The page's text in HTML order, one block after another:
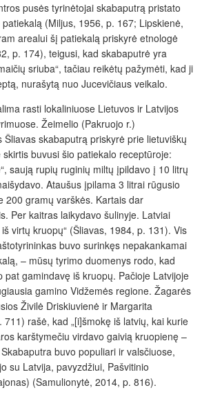
pusės tyrinėtojai skabaputrą pristato
(Miljus, 1956, p. 167; Lipskienė,
arealui šį patiekalą priskyrė etnologė
p. 174), teigusi, kad skabaputrė yra
sriuba“, tačiau reikėtų pažymėti, kad ji
nurašytą nuo Jucevičiaus veikalo.
rasti lokaliniuose Lietuvos ir Latvijos
Žeimelio (Pakruojo r.)
skabaputrą priskyrė prie lietuviškų
skirtis buvusi šio patiekalo receptūroje:
saują rupių ruginių miltų įpildavo į 10 litrų
Ataušus įpilama 3 litrai rūgusio
200 gramų varškės. Kartais dar
Per kaitras laikydavo šulinyje. Latviai
virtų kruopų“ (Šliavas, 1984, p. 131). Vis
buvo surinkęs nepakankamai
– mūsų tyrimo duomenys rodo, kad
pat gamindavę iš kruopų. Pačioje Latvijoje
gamino Vidžemės regione. Žagarės
Živilė Driskiuvienė ir Margarita
711) rašė, kad „[i]šmokę iš latvių, kai kurie
karštymečiu virdavo gaivią kruopienę –
Skabaputra buvo populiari ir valsčiuose,
su Latvija, pavyzdžiui, Pašvitinio
(Samulionytė, 2014, p. 816).